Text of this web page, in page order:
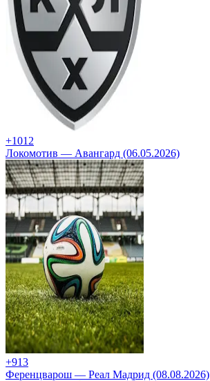
+1012
Локомотив — Авангард (06.05.2026)
+913
Ференцварош — Реал Мадрид (08.08.2026)